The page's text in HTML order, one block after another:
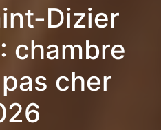
Dizier
chambre
cher